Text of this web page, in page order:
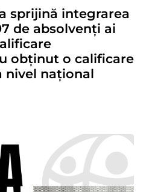
sprijină integrarea
de absolvenți ai
obținut o calificare
nivel național